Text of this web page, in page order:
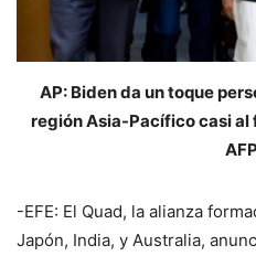
AP: Biden da un toque
región Asia-Pacífico casi al
-EFE: El Quad, la alianza
Japón, India, y Australia,